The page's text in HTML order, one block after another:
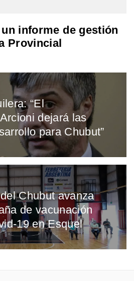
informe de gestión
Provincial
“El
dejará las
para Chubut”
Chubut avanza
de vacunación
19 en Esquel